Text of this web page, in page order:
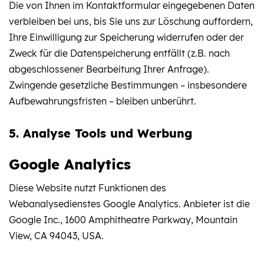
Die von Ihnen im Kontaktformular eingegebenen Daten
verbleiben bei uns, bis Sie uns zur Löschung auffordern,
Ihre Einwilligung zur Speicherung widerrufen oder der
Zweck für die Datenspeicherung entfällt (z.B. nach
abgeschlossener Bearbeitung Ihrer Anfrage).
Zwingende gesetzliche Bestimmungen – insbesondere
Aufbewahrungsfristen – bleiben unberührt.
5. Analyse Tools und Werbung
Google Analytics
Diese Website nutzt Funktionen des
Webanalysedienstes Google Analytics. Anbieter ist die
Google Inc., 1600 Amphitheatre Parkway, Mountain
View, CA 94043, USA.